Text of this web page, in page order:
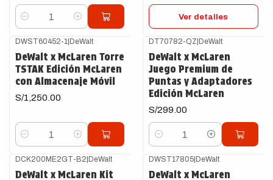
Cantidad
Ver detalles
DWST60452-1 |DeWalt
DeWalt x McLaren Torre
TSTAK Edición McLaren
con Almacenaje Móvil
S/1,250.00
Cantidad
DT70782-QZ|DeWalt
DeWalt x McLaren
Juego Premium de
Puntas y Adaptadores
Edición McLaren
S/299.00
Cantidad
DCK200ME2GT-B2|DeWalt
DeWalt x McLaren Kit
DWST17805|DeWalt
DeWalt x McLaren